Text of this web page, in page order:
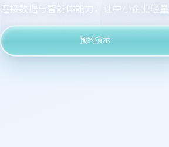
连接数据与智能体能力，让中小企业轻
预约演示